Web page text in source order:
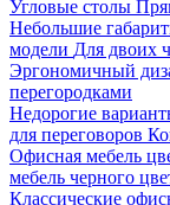
Угловые столы
Небольшие
модели Для двоих
Эргономичный
перегородками
Недорогие
для переговоров
Офисная мебель
мебель черного
Классические